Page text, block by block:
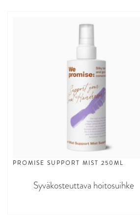
PROMISE SUPPORT MIST 250ML
Syväkosteuttava hoitosuihke